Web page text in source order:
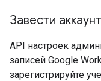
Завести аккаунт
API настроек
записей Google
зарегистрируйте